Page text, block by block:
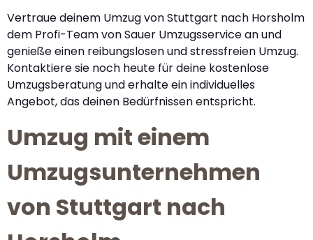
Vertraue deinem Umzug von Stuttgart nach Horsholm
dem Profi-Team von Sauer Umzugsservice an und
genieße einen reibungslosen und stressfreien Umzug.
Kontaktiere sie noch heute für deine kostenlose
Umzugsberatung und erhalte ein individuelles
Angebot, das deinen Bedürfnissen entspricht.
Umzug mit einem
Umzugsunternehmen
von Stuttgart nach